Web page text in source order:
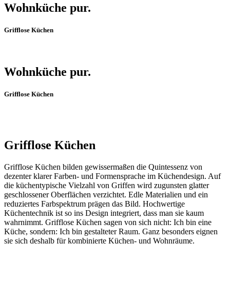
Wohnküche pur.
Grifflose Küchen
Wohnküche pur.
Grifflose Küchen
Grifflose Küchen
Grifflose Küchen bilden gewissermaßen die Quintessenz von
dezenter klarer Farben- und Formensprache im Küchendesign. Auf
die küchentypische Vielzahl von Griffen wird zugunsten glatter
geschlossener Oberflächen verzichtet. Edle Materialien und ein
reduziertes Farbspektrum prägen das Bild. Hochwertige
Küchentechnik ist so ins Design integriert, dass man sie kaum
wahrnimmt. Grifflose Küchen sagen von sich nicht: Ich bin eine
Küche, sondern: Ich bin gestalteter Raum. Ganz besonders eignen
sie sich deshalb für kombinierte Küchen- und Wohnräume.